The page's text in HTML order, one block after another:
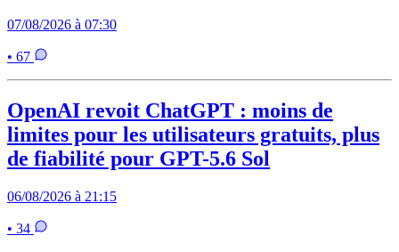
07/08/2026 à 07:30
• 67
OpenAI revoit ChatGPT : moins de
limites pour les utilisateurs gratuits, plus
de fiabilité pour GPT-5.6 Sol
06/08/2026 à 21:15
• 34